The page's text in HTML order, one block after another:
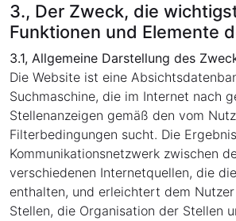
3., Der Zweck, die
Funktionen und Elemente
3.1, Allgemeine Darstellung des
Die Website ist eine
Suchmaschine, die im Internet nach
Stellenanzeigen gemäß den vom
Filterbedingungen sucht. Die
Kommunikationsnetzwerk zwischen
verschiedenen Internetquellen, die
enthalten, und erleichtert dem
Stellen, die Organisation der Stellen